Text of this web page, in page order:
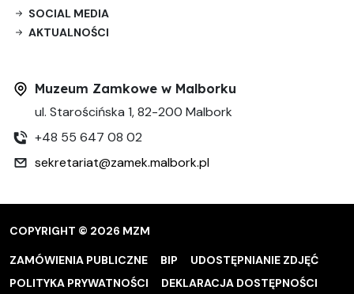
SOCIAL MEDIA
AKTUALNOŚCI
Muzeum Zamkowe w Malborku
ul. Starościńska 1, 82-200 Malbork
+48 55 647 08 02
sekretariat@zamek.malbork.pl
COPYRIGHT © 2026 MZM
ZAMÓWIENIA PUBLICZNE BIP
UDOSTĘPNIANIE ZDJĘĆ
POLITYKA PRYWATNOŚCI
DEKLARACJA DOSTĘPNOŚCI